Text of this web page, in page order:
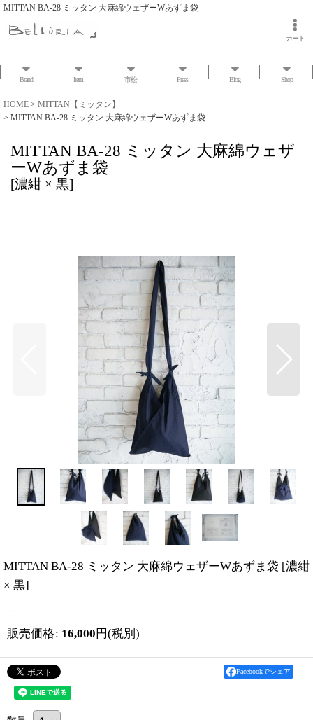
MITTAN BA-28 ミッタン 大麻綿ウェザーWあずま袋
カート
Brand Item 市松 Press Blog Shop
HOME > MITTAN【ミッタン】
> MITTAN BA-28 ミッタン 大麻綿ウェザーWあずま袋
MITTAN BA-28 ミッタン 大麻綿ウェザ
ーWあずま袋
[濃紺 × 黒]
MITTAN BA-28 ミッタン 大麻綿ウェザーWあずま袋 [濃紺
× 黒]
販売価格: 16,000 円(税別)
Facebookでシェア